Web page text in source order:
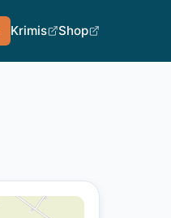
Krimis Shop